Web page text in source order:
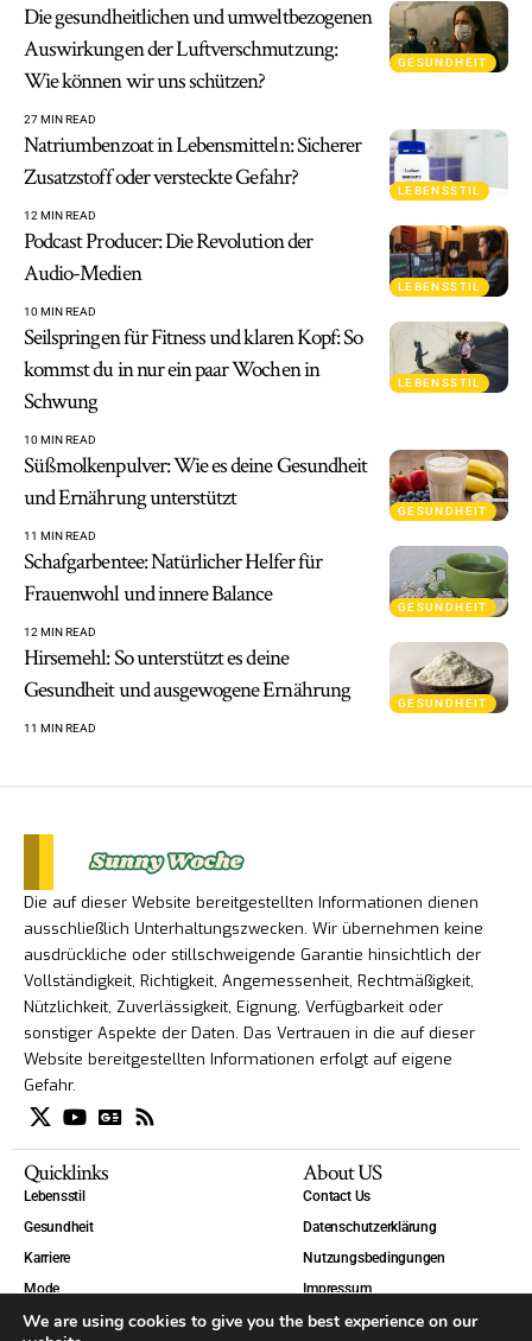
GESUNDHEIT
Die gesundheitlichen und umweltbezogenen
Auswirkungen der Luftverschmutzung:
Wie können wir uns schützen?
27 MIN READ
LEBENSSTIL
Natriumbenzoat in Lebensmitteln: Sicherer
Zusatzstoff oder versteckte Gefahr?
12 MIN READ
LEBENSSTIL
Podcast Producer: Die Revolution der
Audio-Medien
10 MIN READ
LEBENSSTIL
Seilspringen für Fitness und klaren Kopf: So
kommst du in nur ein paar Wochen in
Schwung
10 MIN READ
GESUNDHEIT
Süßmolkenpulver: Wie es deine Gesundheit
und Ernährung unterstützt
11 MIN READ
GESUNDHEIT
Schafgarbentee: Natürlicher Helfer für
Frauenwohl und innere Balance
12 MIN READ
GESUNDHEIT
Hirsemehl: So unterstützt es deine
Gesundheit und ausgewogene Ernährung
11 MIN READ
Die auf dieser Website bereitgestellten Informationen dienen
ausschließlich Unterhaltungszwecken. Wir übernehmen keine
ausdrückliche oder stillschweigende Garantie hinsichtlich der
Vollständigkeit, Richtigkeit, Angemessenheit, Rechtmäßigkeit,
Nützlichkeit, Zuverlässigkeit, Eignung, Verfügbarkeit oder
sonstiger Aspekte der Daten. Das Vertrauen in die auf dieser
Website bereitgestellten Informationen erfolgt auf eigene
Gefahr.
Quicklinks
Lebensstil
Gesundheit
Karriere
Mode
Technik
About US
Contact Us
Datenschutzerklärung
Nutzungsbedingungen
Impressum
We are using cookies to give you the best experience on our